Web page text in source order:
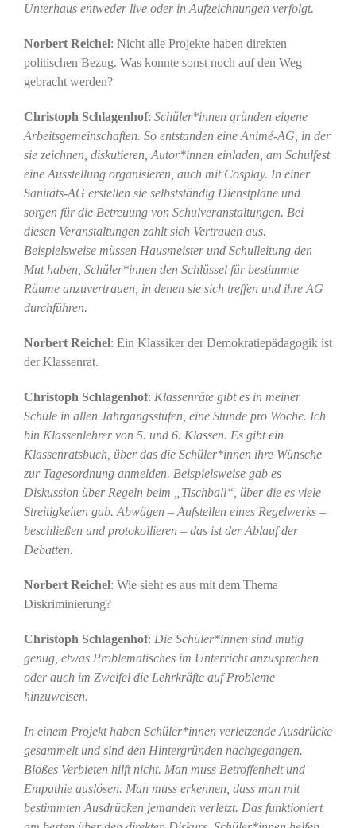
Unterhaus entweder live oder in Aufzeichnungen verfolgt.
Norbert Reichel: Nicht alle Projekte haben direkten
politischen Bezug. Was konnte sonst noch auf den Weg
gebracht werden?
Christoph Schlagenhof: Schüler*innen gründen eigene
Arbeitsgemeinschaften. So entstanden eine Animé-AG, in der
sie zeichnen, diskutieren, Autor*innen einladen, am Schulfest
eine Ausstellung organisieren, auch mit Cosplay. In einer
Sanitäts-AG erstellen sie selbstständig Dienstpläne und
sorgen für die Betreuung von Schulveranstaltungen. Bei
diesen Veranstaltungen zahlt sich Vertrauen aus.
Beispielsweise müssen Hausmeister und Schulleitung den
Mut haben, Schüler*innen den Schlüssel für bestimmte
Räume anzuvertrauen, in denen sie sich treffen und ihre AG
durchführen.
Norbert Reichel: Ein Klassiker der Demokratiepädagogik ist
der Klassenrat.
Christoph Schlagenhof: Klassenräte gibt es in meiner
Schule in allen Jahrgangsstufen, eine Stunde pro Woche. Ich
bin Klassenlehrer von 5. und 6. Klassen. Es gibt ein
Klassenratsbuch, über das die Schüler*innen ihre Wünsche
zur Tagesordnung anmelden. Beispielsweise gab es
Diskussion über Regeln beim „Tischball“, über die es viele
Streitigkeiten gab. Abwägen – Aufstellen eines Regelwerks –
beschließen und protokollieren – das ist der Ablauf der
Debatten.
Norbert Reichel: Wie sieht es aus mit dem Thema
Diskriminierung?
Christoph Schlagenhof: Die Schüler*innen sind mutig
genug, etwas Problematisches im Unterricht anzusprechen
oder auch im Zweifel die Lehrkräfte auf Probleme
hinzuweisen.
In einem Projekt haben Schüler*innen verletzende Ausdrücke
gesammelt und sind den Hintergründen nachgegangen.
Bloßes Verbieten hilft nicht. Man muss Betroffenheit und
Empathie auslösen. Man muss erkennen, dass man mit
bestimmten Ausdrücken jemanden verletzt. Das funktioniert